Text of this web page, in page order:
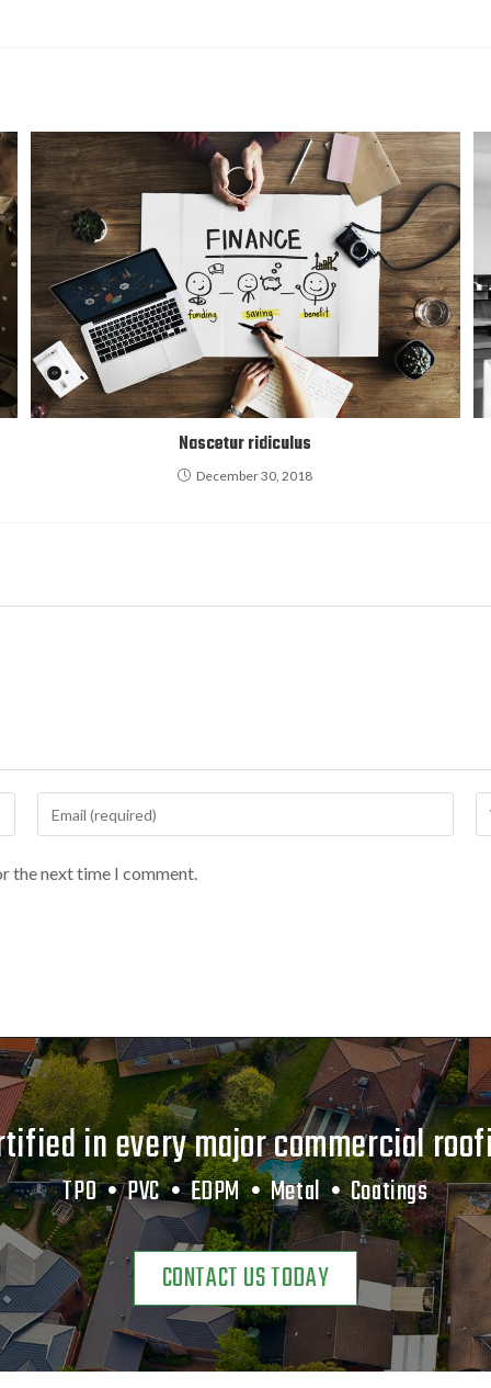
Nascetur ridiculus
December 30, 2018
the next time I comment.
in every major commercial
TPO •PVC •EDPM •Metal •Coatings
CONTACT US TODAY